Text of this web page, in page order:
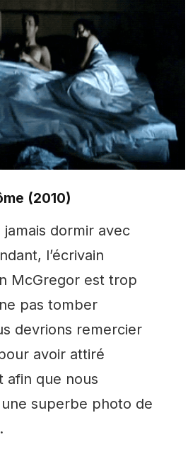
(2010)
dormir avec
l’écrivain
McGregor est trop
pas tomber
devrions remercier
avoir attiré
afin que nous
superbe photo de